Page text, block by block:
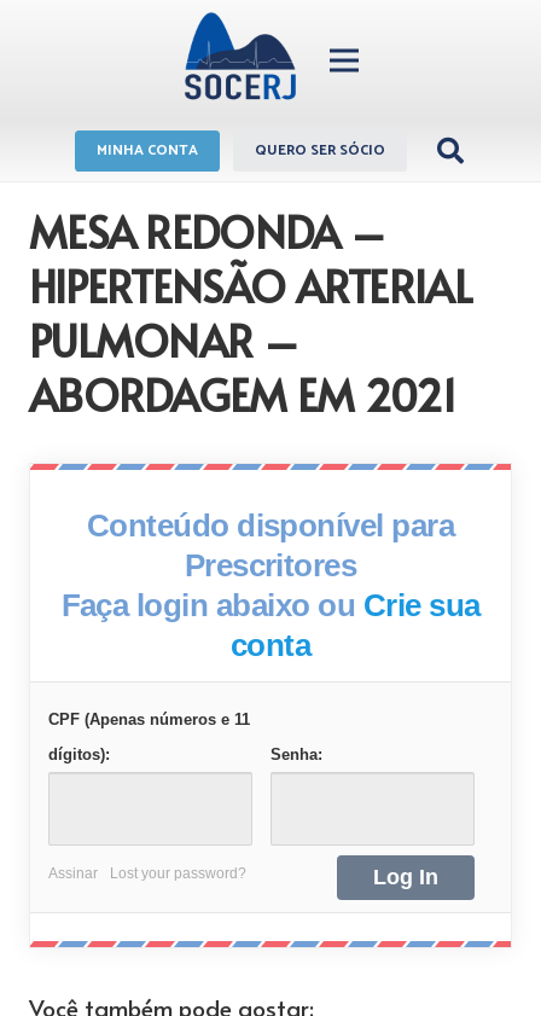
MINHA CONTA QUERO SER SÓCIO
MESA REDONDA –
HIPERTENSÃO ARTERIAL
PULMONAR –
ABORDAGEM EM 2021
Conteúdo disponível para
Prescritores
Faça login abaixo ou Crie sua
conta
CPF (Apenas números e 11
dígitos):
Senha:
Assinar Lost your password?
Você também pode gostar: